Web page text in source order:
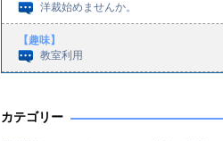
洋裁始めませんか。
【趣味】
教室利用
カテゴリー